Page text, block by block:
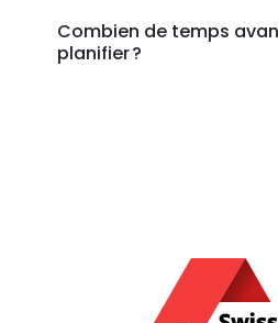
Combien de temps
planifier ?